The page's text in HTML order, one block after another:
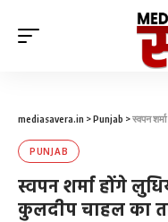
mediasavera.in >Punjab >स्वपन
PUNJAB
स्वपन शर्मा होंगे
कुलदीप चाहल का